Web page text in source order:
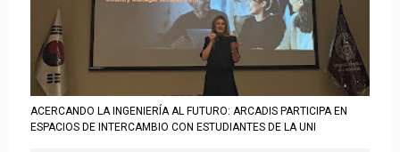
ACERCANDO LA INGENIERÍA AL FUTURO: ARCADIS PARTICIPA EN
ESPACIOS DE INTERCAMBIO CON ESTUDIANTES DE LA UNI